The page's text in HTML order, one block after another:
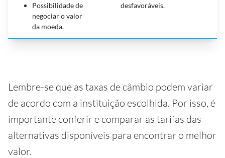
Possibilidade de
negociar o valor
da moeda.
desfavoráveis.
Lembre-se que as taxas de câmbio podem variar
de acordo com a instituição escolhida. Por isso, é
importante conferir e comparar as tarifas das
alternativas disponíveis para encontrar o melhor
valor.